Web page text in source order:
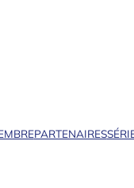
PARTENAIRES